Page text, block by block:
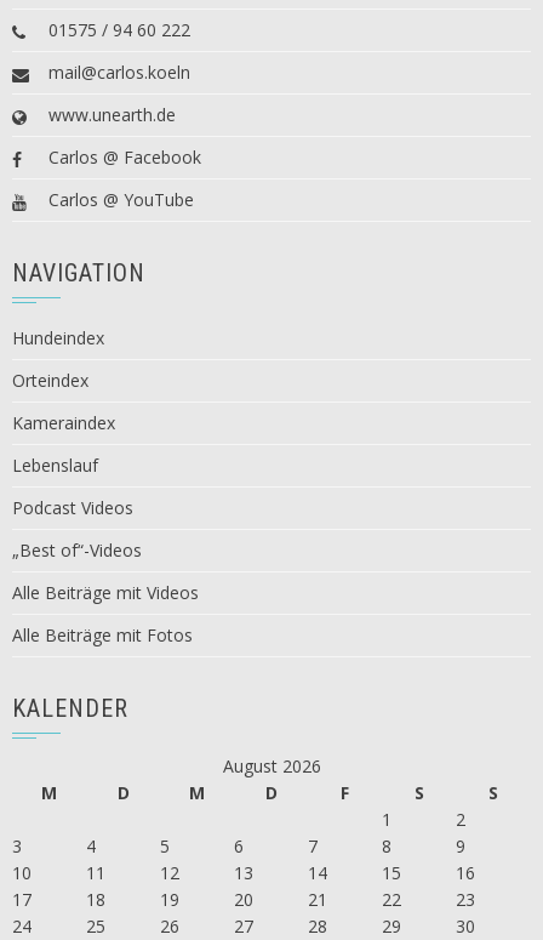
01575 / 94 60 222
mail@carlos.koeln
www.unearth.de
Carlos @ Facebook
Carlos @ YouTube
NAVIGATION
Hundeindex
Orteindex
Kameraindex
Lebenslauf
Podcast Videos
„Best of“-Videos
Alle Beiträge mit Videos
Alle Beiträge mit Fotos
KALENDER
August 2026
M
D M D F S
S
1
2
3
4 5 6 7 8
9
10
11 12 13 14 15
16
17
18 19 20 21 22
23
24
25 26 27 28 29
30